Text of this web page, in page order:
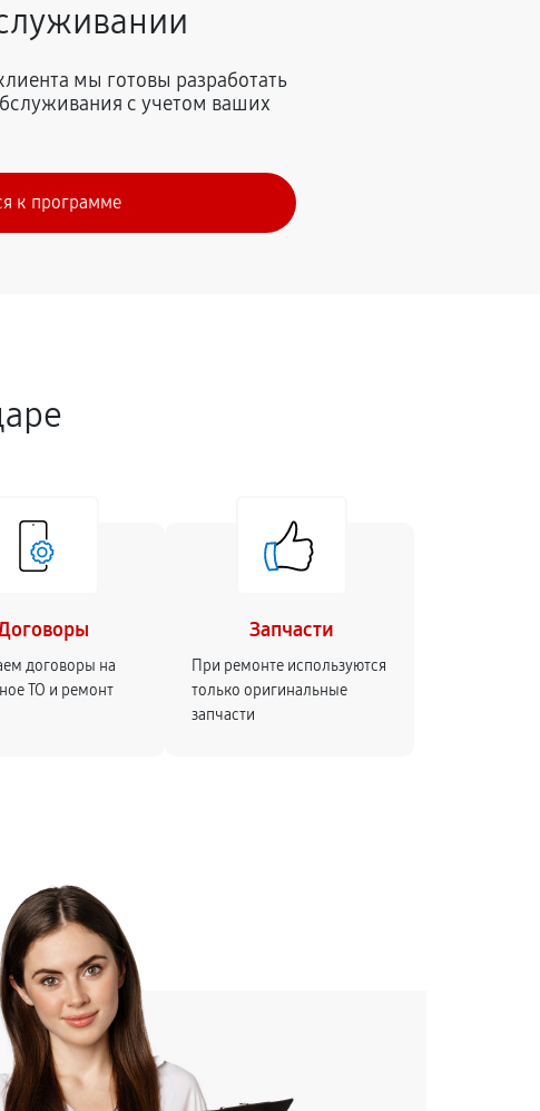
мы готовы разработать
с учетом ваших
к программе
договоры на
ТО и ремонт
Запчасти
При ремонте используются
только оригинальные
запчасти